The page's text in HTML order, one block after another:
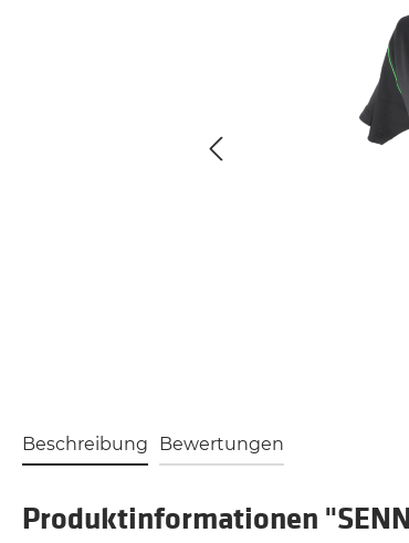
Beschreibung Bewertungen
Produktinformationen